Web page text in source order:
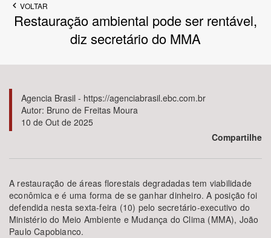
Tema
Área Protegida
VOLTAR
Restauração ambiental pode ser rentável,
diz secretário do MMA
Agencia Brasil - https://agenciabrasil.ebc.com.br
Autor: Bruno de Freitas Moura
10 de Out de 2025
Compartilhe
­A restauração de áreas florestais degradadas tem viabilidade
econômica e é uma forma de se ganhar dinheiro. A posição foi
defendida nesta sexta-feira (10) pelo secretário-executivo do
Ministério do Meio Ambiente e Mudança do Clima (MMA), João
Paulo Capobianco.